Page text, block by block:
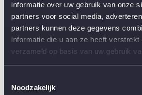
informatie over uw gebruik van onze
partners voor social media,
partners kunnen deze gegevens
informatie die u aan ze heeft verstrekt
verzameld op basis van uw gebruik
Noodzakelijk